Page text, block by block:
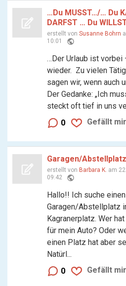
…Du MUSST…/… Du
DARFST … Du
erstellt von Susanne Bohrn
10:01 public
…Der Urlaub ist vorbei
wieder. Zu vielen
sagen wir, wenn auch
Der Gedanke: „Ich
steckt oft tief in uns
0
Gefällt mir
Garagen/Abstellplatz
erstellt von Barbara K. am
09:42 public
Hallo!! Ich suche einen
Garagen/Abstellplatz
Kagranerplatz. Wer
für mein Auto? Oder
einen Platz hat aber
Natürl...
0
Gefällt mir